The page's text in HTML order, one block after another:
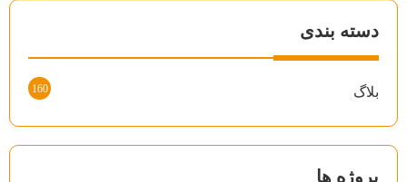
دسته بندی
بلاگ 160
پروژه ها